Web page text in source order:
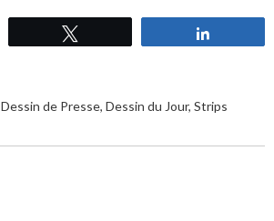
Dessin de Presse, Dessin du Jour, Strips